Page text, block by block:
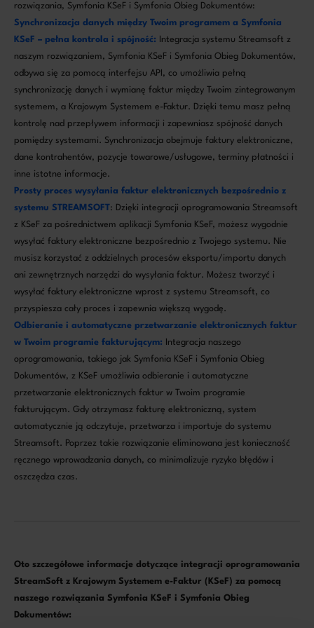
rozwiązania, Symfonia KSeF i Symfonia Obieg Dokumentów:
Synchronizacja danych między Twoim programem a Symfonia
KSeF – pełna kontrola i spójność: Integracja systemu Streamsoft z
naszym rozwiązaniem, Symfonia KSeF i Symfonia Obieg Dokumentów,
odbywa się za pomocą interfejsu API, co umożliwia pełną
synchronizację danych i wymianę faktur między Twoim zintegrowanym
systemem, a Krajowym Systemem e-Faktur. Dzięki temu masz pełną
kontrolę nad przepływem informacji i zapewniasz spójność danych
pomiędzy systemami. Synchronizacja obejmuje faktury elektroniczne,
dane kontrahentów, pozycje towarowe/usługowe, terminy płatności i
inne istotne informacje.
Prosty proces wysyłania faktur elektronicznych bezpośrednio z
systemu STREAMSOFT: Dzięki integracji oprogramowania Streamsoft
z KSeF za pośrednictwem aplikacji Symfonia KSeF, możesz wygodnie
wysyłać faktury elektroniczne bezpośrednio z Twojego systemu. Nie
musisz korzystać z oddzielnych procesów eksportu/importu danych
ani zewnętrznych narzędzi do wysyłania faktur. Możesz tworzyć i
wysyłać faktury elektroniczne wprost z systemu Streamsoft, co
przyspiesza cały proces i zapewnia większą wygodę.
Odbieranie i automatyczne przetwarzanie elektronicznych faktur
w Twoim programie fakturującym: Integracja naszego
oprogramowania, takiego jak Symfonia KSeF i Symfonia Obieg
Dokumentów, z KSeF umożliwia odbieranie i automatyczne
przetwarzanie elektronicznych faktur w Twoim programie
fakturującym. Gdy otrzymasz fakturę elektroniczną, system
automatycznie ją odczytuje, przetwarza i importuje do systemu
Streamsoft. Poprzez takie rozwiązanie eliminowana jest konieczność
ręcznego wprowadzania danych, co minimalizuje ryzyko błędów i
oszczędza czas.
Oto szczegółowe informacje dotyczące integracji oprogramowania
StreamSoft z Krajowym Systemem e-Faktur (KSeF) za pomocą
naszego rozwiązania Symfonia KSeF i Symfonia Obieg
Dokumentów: